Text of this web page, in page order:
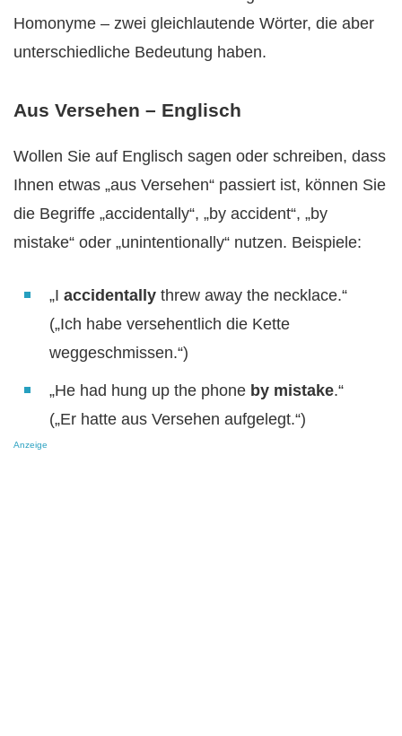
Homonyme – zwei gleichlautende Wörter, die aber
unterschiedliche Bedeutung haben.
Aus Versehen – Englisch
Wollen Sie auf Englisch sagen oder schreiben, dass
Ihnen etwas „aus Versehen“ passiert ist, können Sie
die Begriffe „accidentally“, „by accident“, „by
mistake“ oder „unintentionally“ nutzen. Beispiele:
„I accidentally threw away the necklace.“
(„Ich habe versehentlich die Kette
weggeschmissen.“)
„He had hung up the phone by mistake.“
(„Er hatte aus Versehen aufgelegt.“)
Anzeige